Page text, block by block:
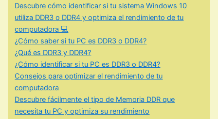
Descubre cómo identificar si tu sistema Windows 10
utiliza DDR3 o DDR4 y optimiza el rendimiento de tu
computadora 💻
¿Cómo saber si tu PC es DDR3 o DDR4?
¿Qué es DDR3 y DDR4?
¿Cómo identificar si tu PC es DDR3 o DDR4?
Consejos para optimizar el rendimiento de tu
computadora
Descubre fácilmente el tipo de Memoria DDR que
necesita tu PC y optimiza su rendimiento